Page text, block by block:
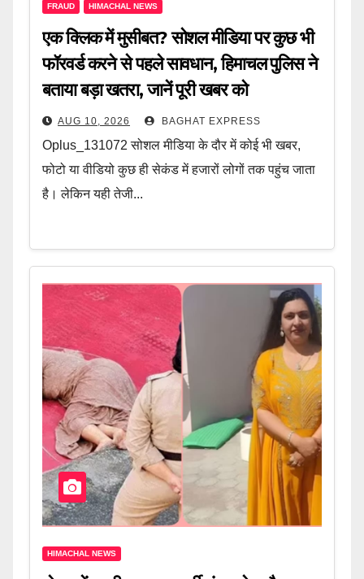
FRAUD HIMACHAL NEWS
एक क्लिक में मुसीबत? सोशल मीडिया पर कुछ भी
फॉरवर्ड करने से पहले सावधान, हिमाचल पुलिस ने
बताया बड़ा खतरा, जानें पूरी खबर को
AUG 10, 2026 BAGHAT EXPRESS
Oplus_131072 सोशल मीडिया के दौर में कोई भी खबर,
फोटो या वीडियो कुछ ही सेकंड में हजारों लोगों तक पहुंच जाता
है। लेकिन यही तेजी...
HIMACHAL NEWS